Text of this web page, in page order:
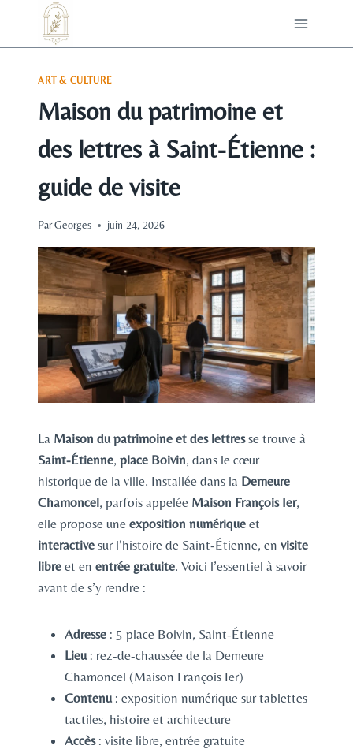
contenu
ART & CULTURE
Maison du patrimoine et
des lettres à Saint-Étienne :
guide de visite
ParGeorges juin 24, 2026
La Maison du patrimoine et des lettresse trouve à
Saint-Étienne, place Boivin, dans le cœur
historique de la ville. Installée dans la Demeure
Chamoncel, parfois appelée Maison François Ier,
elle propose une exposition numérique et
interactive sur l’histoire de Saint-Étienne, en visite
libre et en entrée gratuite. Voici l’essentiel à savoir
avant de s’y rendre :
Adresse : 5 place Boivin, Saint-Étienne
Lieu: rez-de-chaussée de la Demeure
Chamoncel (Maison François Ier)
Contenu: exposition numérique sur tablettes
tactiles, histoire et architecture
Accès: visite libre, entrée gratuite